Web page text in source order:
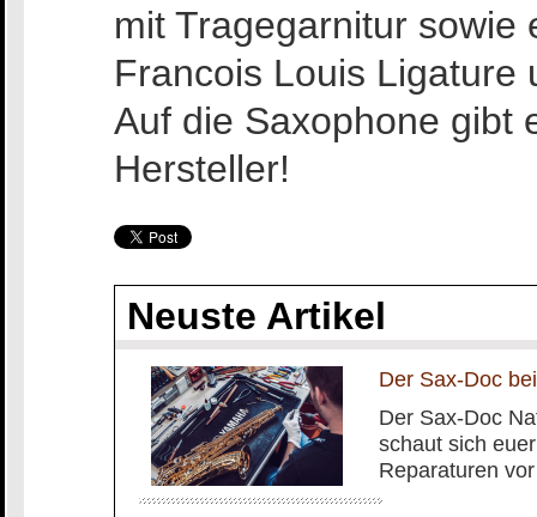
mit Tragegarnitur sowie
Francois Louis Ligature
Auf die Saxophone gibt
Hersteller!
Neuste Artikel
Der Sax-Doc
Der Sax-Doc
schaut sich
Reparaturen